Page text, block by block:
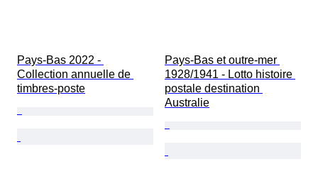
Pays-Bas 2022 -
Collection annuelle de
timbres-poste
Pays-Bas et outre-mer
1928/1941 - Lotto histoire
postale destination
Australie